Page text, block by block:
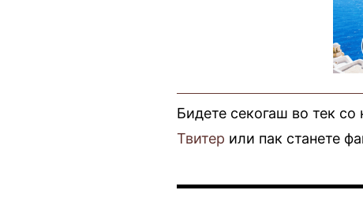
Бидете секогаш во тек
Твитер или пак станете